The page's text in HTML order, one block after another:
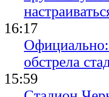
16:17
обстрела
15:59
Стадион